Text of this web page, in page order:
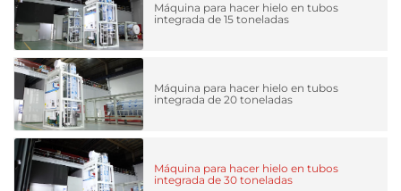
Máquina para hacer hielo en tubos
integrada de 15 toneladas
Máquina para hacer hielo en tubos
integrada de 20 toneladas
Máquina para hacer hielo en tubos
integrada de 30 toneladas